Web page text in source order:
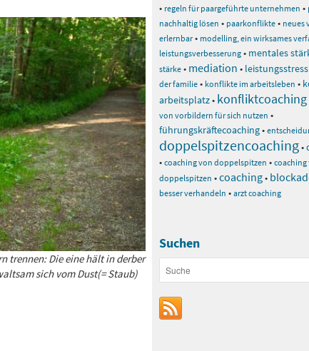
trennen: Die eine hält in derber
sich vom Dust(= Staub)
• regeln für paargeführte unternehmen •
nachhaltig lösen • paarkonflikte • neues
erlernbar• modelling, ein wirksames
leistungsverbesserung • mentales
stärke • mediation • leistungsstress
der familie • konflikte im arbeitsleben •
arbeitsplatz• konfliktcoaching
von vorbildern für sich nutzen •
führungskräftecoaching•
doppelspitzencoaching•
• coaching von doppelspitzen • coaching
doppelspitzen •coaching•
besser verhandeln • arzt coaching
Suchen